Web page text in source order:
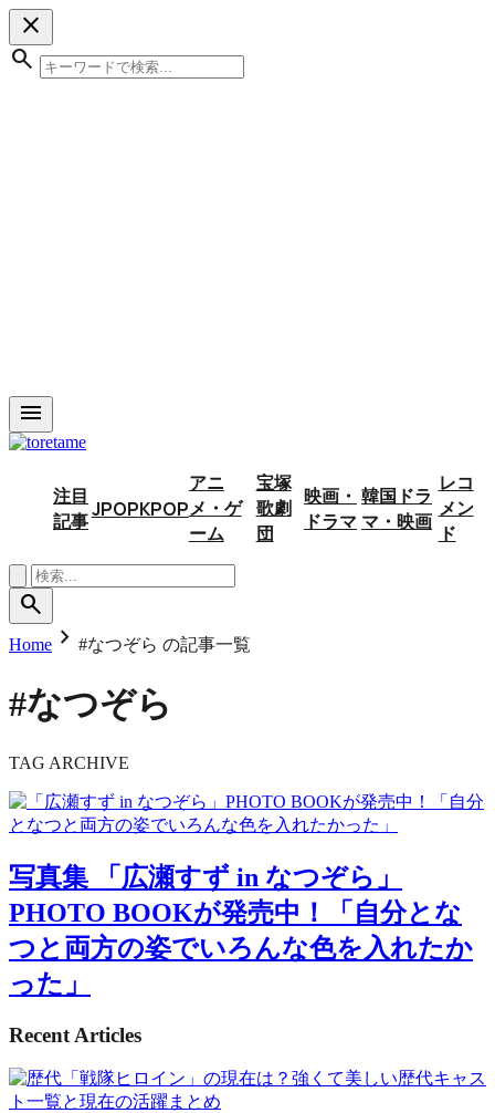
close
search
menu
注目
記事JPOPKPOP
アニ
メ・ゲ
ーム
宝塚
歌劇
団
映画・
ドラマ
韓国ドラ
マ・映画
レコ
メン
ド
search
Home chevron_right #なつぞら の記事一覧
#なつぞら
TAG ARCHIVE
写真集 「広瀬すず in なつぞら」
PHOTO BOOKが発売中！「自分とな
つと両方の姿でいろんな色を入れたか
った」
Recent Articles